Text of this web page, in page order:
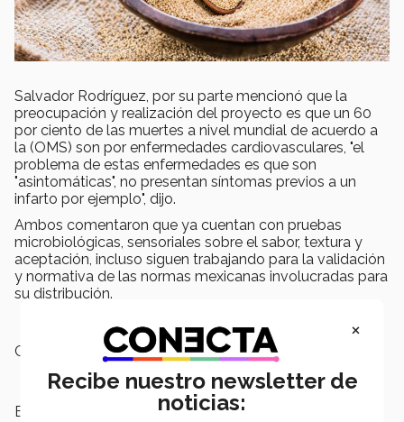
Salvador Rodríguez, por su parte mencionó que la
preocupación y realización del proyecto es que un 60
por ciento de las muertes a nivel mundial de acuerdo a
la (OMS) son por enfermedades cardiovasculares, "el
problema de estas enfermedades es que son
"asintomáticas", no presentan síntomas previos a un
infarto por ejemplo", dijo.
Ambos comentaron que ya cuentan con pruebas
microbiológicas, sensoriales sobre el sabor, textura y
aceptación, incluso siguen trabajando para la validación
y normativa de las normas mexicanas involucradas para
su distribución.
Campus:
Escuelas: Ingeniería y Ciencias
×
Recibe nuestro newsletter de
noticias: